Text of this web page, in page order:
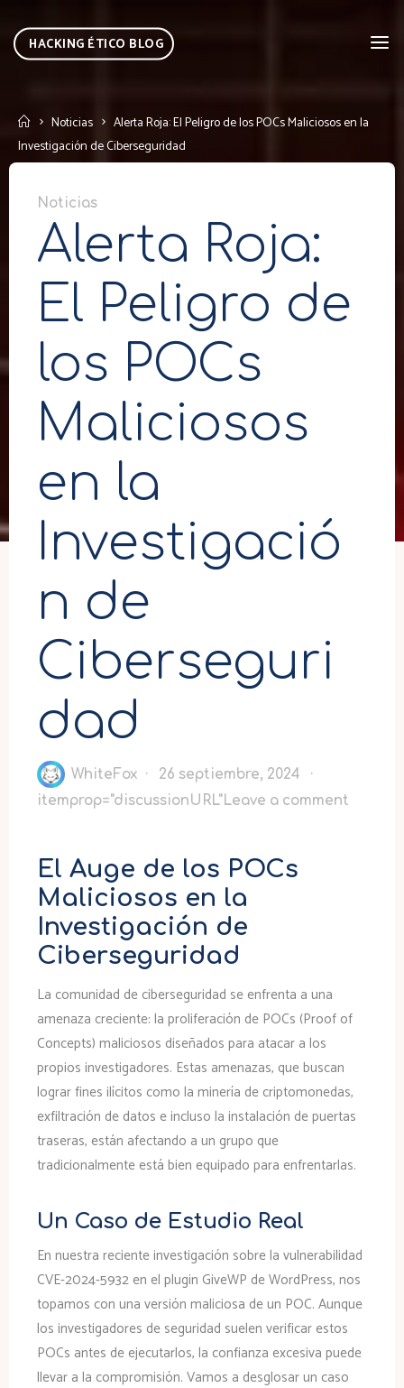
content
HACKING ÉTICO BLOG
HomeNoticias
Alerta Roja: El Peligro de los POCs Maliciosos en la
Investigación de Ciberseguridad
Noticias
Alerta Roja:
El Peligro de
los POCs
Maliciosos
en la
Investigació
n de
Ciberseguri
dad
WhiteFox
26 septiembre, 2024
itemprop="discussionURL"Leave a comment
El Auge de los POCs
Maliciosos en la
Investigación de
Ciberseguridad
La comunidad de ciberseguridad se enfrenta a una
amenaza creciente: la proliferación de POCs (Proof of
Concepts) maliciosos diseñados para atacar a los
propios investigadores. Estas amenazas, que buscan
lograr fines ilícitos como la minería de criptomonedas,
exfiltración de datos e incluso la instalación de puertas
traseras, están afectando a un grupo que
tradicionalmente está bien equipado para enfrentarlas.
Un Caso de Estudio Real
En nuestra reciente investigación sobre la vulnerabilidad
CVE-2024-5932 en el plugin GiveWP de WordPress, nos
topamos con una versión maliciosa de un POC. Aunque
los investigadores de seguridad suelen verificar estos
POCs antes de ejecutarlos, la confianza excesiva puede
llevar a la compromisión. Vamos a desglosar un caso